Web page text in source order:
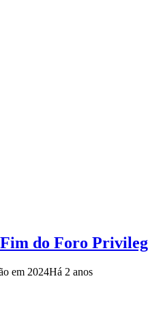
Fim do Foro
em 2024Há 2 anos